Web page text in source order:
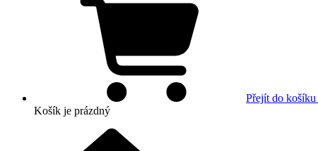
Přejít do košíku
Košík je prázdný